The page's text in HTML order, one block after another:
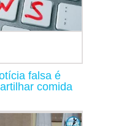
falsa é
comida